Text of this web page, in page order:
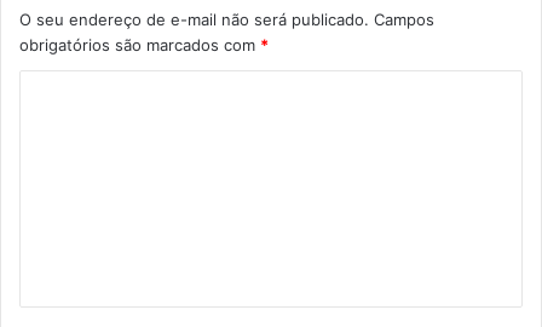
O seu endereço de e-mail não será publicado. Campos
obrigatórios são marcados com *
á